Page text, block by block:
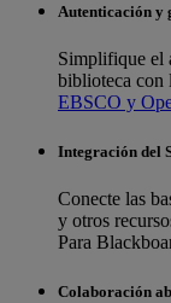
Autenticación y
Simplifique el
biblioteca con
EBSCO y
Integración del
Conecte las
y otros
Para
Colaboración